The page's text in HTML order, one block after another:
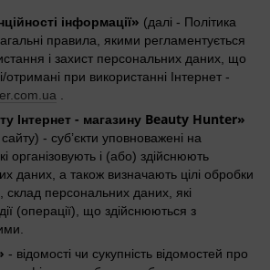
інформації» (далі - Політика
правила, якими регламентується
і захист персональних даних, що
отримані при використанні Інтернет -
Інтернет - магазину Beauty Hunter»
- суб’єкти уповноважені на
організовують і (або) здійснюють
даних, а також визначають цілі обробки
персональних даних, які
(операції), що здійснюються з
- відомості чи сукупність відомостей про